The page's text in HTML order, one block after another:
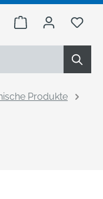
Warenkorb Du
Produkte